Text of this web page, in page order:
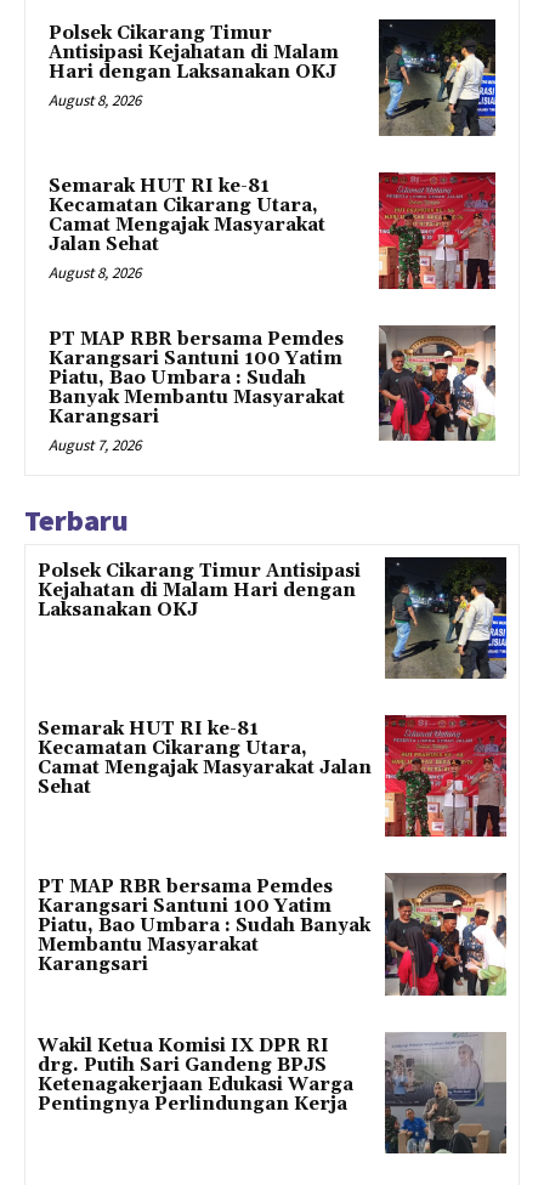
Polsek Cikarang Timur
Antisipasi Kejahatan di Malam
Hari dengan Laksanakan OKJ
August 8, 2026
Semarak HUT RI ke-81
Kecamatan Cikarang Utara,
Camat Mengajak Masyarakat
Jalan Sehat
August 8, 2026
PT MAP RBR bersama Pemdes
Karangsari Santuni 100 Yatim
Piatu, Bao Umbara : Sudah
Banyak Membantu Masyarakat
Karangsari
August 7, 2026
Terbaru
Polsek Cikarang Timur Antisipasi
Kejahatan di Malam Hari dengan
Laksanakan OKJ
Semarak HUT RI ke-81
Kecamatan Cikarang Utara,
Camat Mengajak Masyarakat Jalan
Sehat
PT MAP RBR bersama Pemdes
Karangsari Santuni 100 Yatim
Piatu, Bao Umbara : Sudah Banyak
Membantu Masyarakat
Karangsari
Wakil Ketua Komisi IX DPR RI
drg. Putih Sari Gandeng BPJS
Ketenagakerjaan Edukasi Warga
Pentingnya Perlindungan Kerja